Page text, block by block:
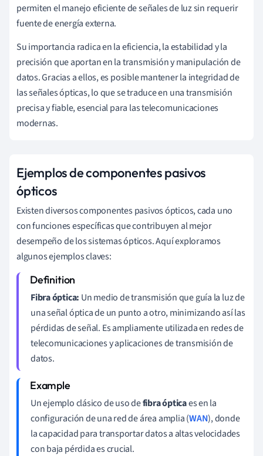
permiten el manejo eficiente de señales de luz sin requerir
fuente de energía externa.
Su importancia radica en la eficiencia, la estabilidad y la
precisión que aportan en la transmisión y manipulación de
datos. Gracias a ellos, es posible mantener la integridad de
las señales ópticas, lo que se traduce en una transmisión
precisa y fiable, esencial para las telecomunicaciones
modernas.
Ejemplos de componentes pasivos
ópticos
Existen diversos componentes pasivos ópticos, cada uno
con funciones específicas que contribuyen al mejor
desempeño de los sistemas ópticos. Aquí exploramos
algunos ejemplos claves:
Fibra óptica: Un medio de transmisión que guía la luz de
una señal óptica de un punto a otro, minimizando así las
pérdidas de señal. Es ampliamente utilizada en redes de
telecomunicaciones y aplicaciones de transmisión de
datos.
Un ejemplo clásico de uso defibra ópticaes en la
configuración de una red de área amplia (WAN), donde
la capacidad para transportar datos a altas velocidades
con baja pérdida es crucial.